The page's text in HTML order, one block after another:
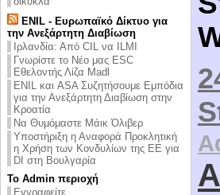
ENIL - Ευρωπαϊκό Δίκτυο για
την Ανεξάρτητη Διαβίωση
Ιρλανδία: Από CIL να ILMI
Γνωρίστε το Νέο μας ESC
Εθελοντής Λίζα Madl
ENIL και ASA Συζητήσουμε Εμπόδια
για την Ανεξάρτητη Διαβίωση στην
Κροατία
Να Θυμόμαστε Μάικ Όλιβερ
Υποστήριξη η Αναφορά Προκλητική
η Χρήση των Κονδυλίων της ΕΕ για
DI στη Βουλγαρία
Το Admin περιοχή
Εγγραφείτε